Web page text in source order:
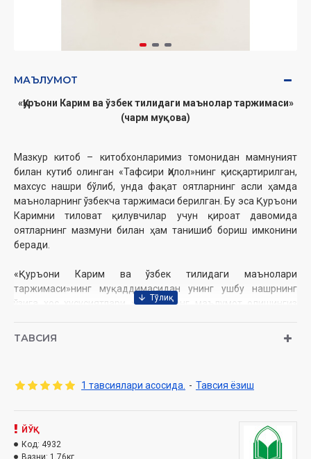
МАЪЛУМОТ
«Қуръони Карим ва ўзбек тилидаги маънолар таржимаси»
(чарм муқова)
Мазкур китоб – китобхонларимиз томонидан мамнуният
билан кутиб олинган «Тафсири Ҳилол»нинг қисқартирилган,
махсус нашри бўлиб, унда фақат оятларнинг асли ҳамда
маъноларнинг ўзбекча таржимаси берилган. Бу эса Қуръони
Каримни тиловат қилувчилар учун қироат давомида
оятларнинг мазмуни билан ҳам танишиб бориш имконини
беради.
«Қуръони Карим ва ўзбек тилидаги маънолари
таржимаси»нинг муқаддимасидан унинг ушбу нашрнинг
ўзига хос хусусиятлари ҳақида кенг маълумот олишингиз
Сана: 2022 йил
Ўлчами
Муқоваси:
ТАВСИЯ
1 тавсиялари асосида. - Тавсия ёзиш
ЙЎҚ
Код: 4932